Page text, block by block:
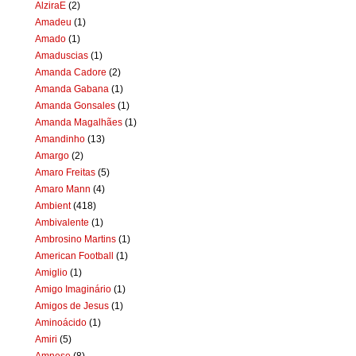
AlziraE (2)
Amadeu (1)
Amado (1)
Amaduscias (1)
Amanda Cadore (2)
Amanda Gabana (1)
Amanda Gonsales (1)
Amanda Magalhães (1)
Amandinho (13)
Amargo (2)
Amaro Freitas (5)
Amaro Mann (4)
Ambient (418)
Ambivalente (1)
Ambrosino Martins (1)
American Football (1)
Amiglio (1)
Amigo Imaginário (1)
Amigos de Jesus (1)
Aminoácido (1)
Amiri (5)